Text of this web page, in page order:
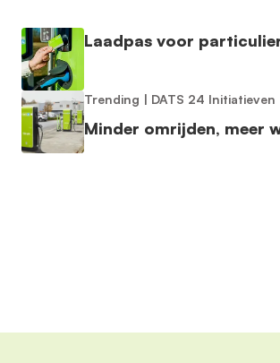
Laadpas voor
Trending | DATS 24 Initiatieven
Minder omrijden, meer